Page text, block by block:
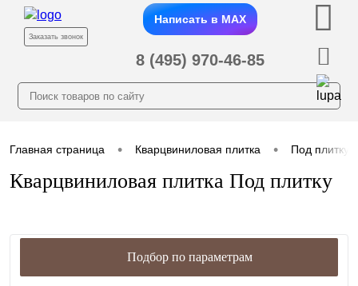
Заказать звонок
Написать в MAX
8 (495) 970-46-85
Главная страница • Кварцвиниловая плитка • Под плитку
Кварцвиниловая плитка Под плитку
Подбор по параметрам